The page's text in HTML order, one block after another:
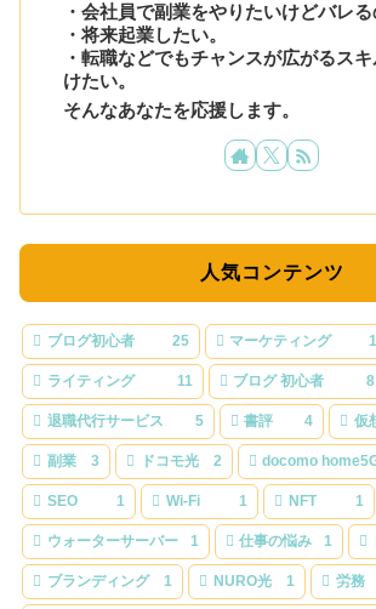
・会社員で副業をやりたいけどバレる
・将来起業したい。
・転職などでもチャンスが広がるス
けたい。
そんなあなたを応援します。
人気コンテンツ
ブログ初心者 25 マーケティング
ライティング 11 ブログ 初心者 8
退職代行サービス 5 書評 4 仮
副業 3 ドコモ光 2 docomo
SEO 1 Wi-Fi 1 NFT 1
ウォーターサーバー 1 仕事の悩み 1
ブランディング 1 NURO光 1 労務